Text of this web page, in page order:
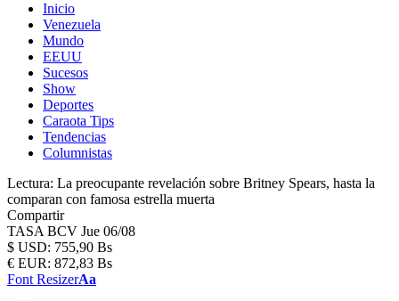
Inicio
Venezuela
Mundo
EEUU
Sucesos
Show
Deportes
Caraota Tips
Tendencias
Columnistas
Lectura: La preocupante revelación sobre Britney Spears, hasta la
comparan con famosa estrella muerta
Compartir
TASA BCV Jue 06/08
$ USD: 755,90 Bs
€ EUR: 872,83 Bs
Font ResizerAa